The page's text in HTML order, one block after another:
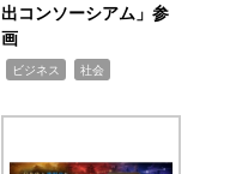
出コンソーシアム」参
画
ビジネス 社会